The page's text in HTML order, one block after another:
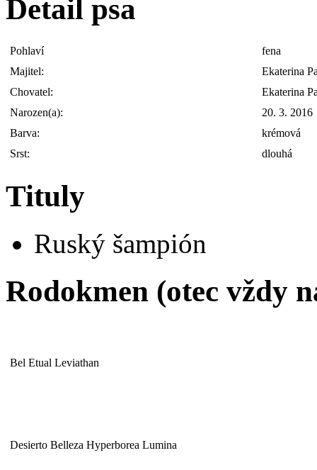
Detail psa
Pohlaví
fena
Majitel:
Ekaterina
Chovatel:
Ekaterina
Narozen(a):
20. 3. 2016
Barva:
krémová
Srst:
dlouhá
Tituly
Ruský šampión
Rodokmen (otec vždy
Bel Etual Leviathan
Desierto Belleza Hyperborea Lumina